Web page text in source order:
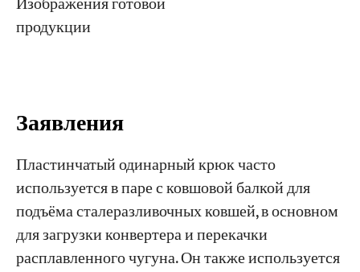
продукции
Заявления
Пластинчатый одинарный крюк часто
используется в паре с ковшовой балкой для
подъёма сталеразливочных ковшей, в основном
для загрузки конвертера и перекачки
расплавленного чугуна. Он также используется